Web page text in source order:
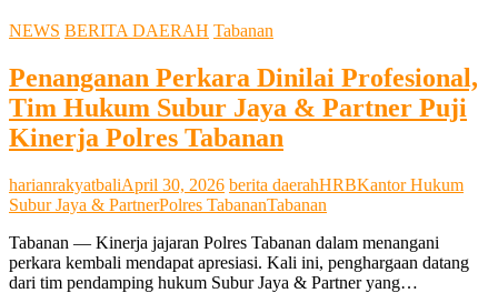
Besakih
Fokus
Kembalikan
Arsitektur
Asli
NEWS BERITA DAERAH Tabanan
Penanganan Perkara Dinilai Profesional,
Tim Hukum Subur Jaya & Partner Puji
Kinerja Polres Tabanan
harianrakyatbaliApril 30, 2026 berita daerahHRBKantor Hukum
Subur Jaya & PartnerPolres TabananTabanan
Tabanan — Kinerja jajaran Polres Tabanan dalam menangani
perkara kembali mendapat apresiasi. Kali ini, penghargaan datang
dari tim pendamping hukum Subur Jaya & Partner yang…